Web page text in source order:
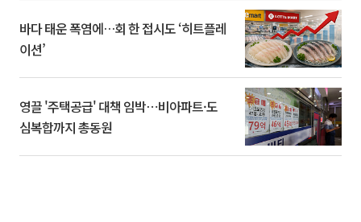
바다 태운 폭염에…회 한 접시도 ‘히트플레
이션’
영끌 '주택공급' 대책 임박⋯비아파트·도
심복합까지 총동원